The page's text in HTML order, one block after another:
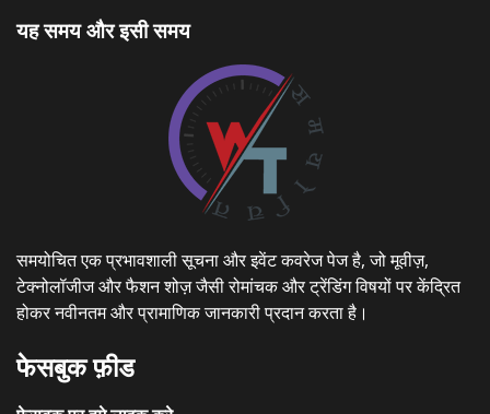
यह समय और इसी समय
समयोचित एक प्रभावशाली सूचना और इवेंट कवरेज पेज है, जो मूवीज़,
टेक्नोलॉजीज और फैशन शोज़ जैसी रोमांचक और ट्रेंडिंग विषयों पर केंद्रित
होकर नवीनतम और प्रामाणिक जानकारी प्रदान करता है।
फेसबुक फ़ीड